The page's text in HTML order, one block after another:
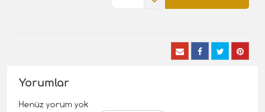
Yorumlar
Henüz yorum yok